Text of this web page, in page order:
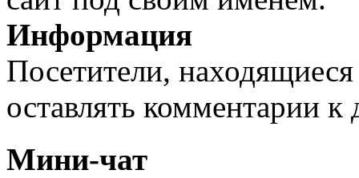
Информация
Посетители,
оставлять комментарии
Мини-чат